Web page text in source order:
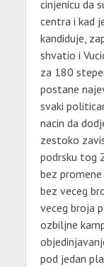
cinjenicu da
centra i kad
kandiduje,
shvatio i
za 180
postane
svaki
nacin da
zestoko
podrsku tog
bez
bez veceg
veceg broja
ozbiljne
pod jedan